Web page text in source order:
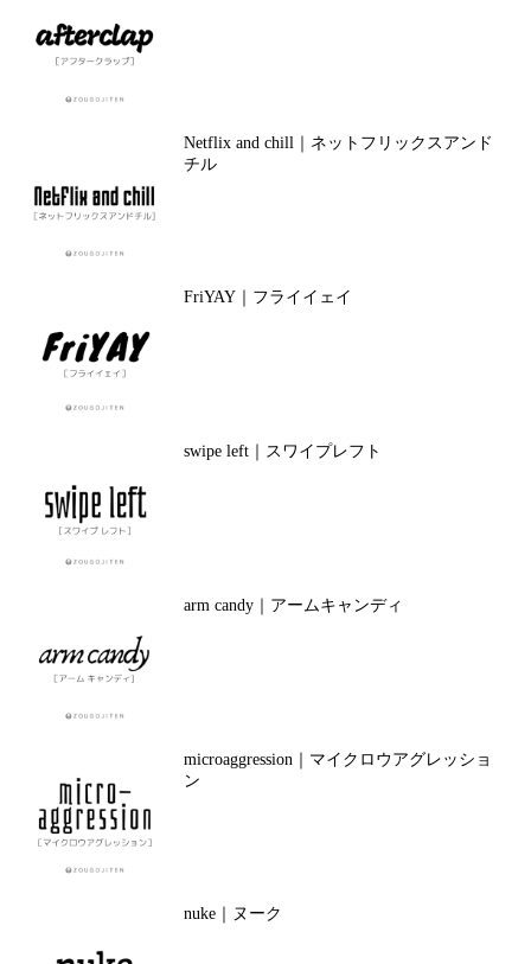
Netflix and chill｜ネットフリックスアンド
チル
FriYAY｜フライイェイ
swipe left｜スワイプレフト
arm candy｜アームキャンディ
microaggression｜マイクロウアグレッショ
ン
nuke｜ヌーク